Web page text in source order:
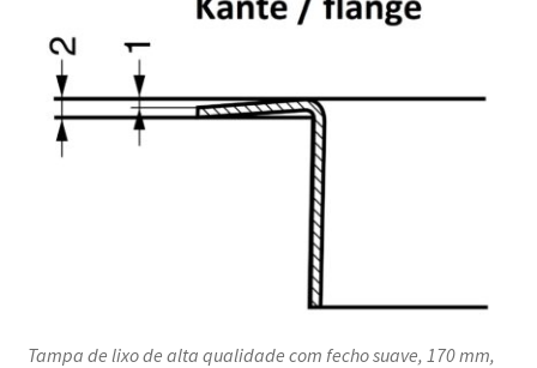
Tampa de lixo de alta qualidade com fecho suave, 170 mm,